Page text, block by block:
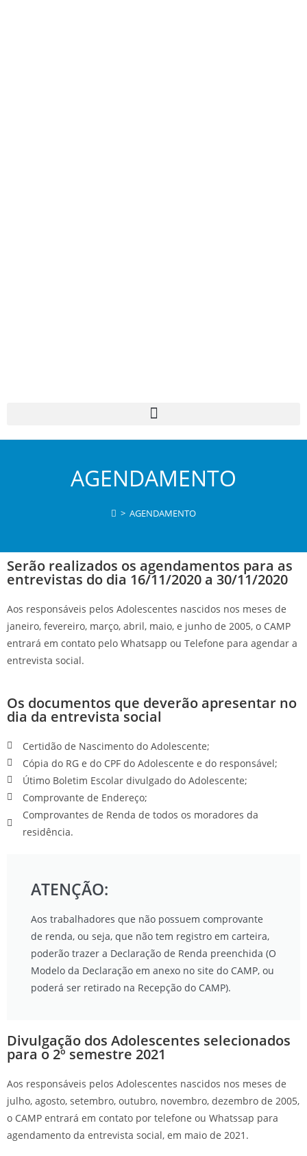
AGENDAMENTO
> AGENDAMENTO
Serão realizados os agendamentos para as
entrevistas do dia 16/11/2020 a 30/11/2020
Aos responsáveis pelos Adolescentes nascidos nos meses de
janeiro, fevereiro, março, abril, maio, e junho de 2005, o CAMP
entrará em contato pelo Whatsapp ou Telefone para agendar a
entrevista social.
Os documentos que deverão apresentar no
dia da entrevista social
Certidão de Nascimento do Adolescente;
Cópia do RG e do CPF do Adolescente e do responsável;
Útimo Boletim Escolar divulgado do Adolescente;
Comprovante de Endereço;
Comprovantes de Renda de todos os moradores da
residência.
ATENÇÃO:
Aos trabalhadores que não possuem comprovante
de renda, ou seja, que não tem registro em carteira,
poderão trazer a Declaração de Renda preenchida (O
Modelo da Declaração em anexo no site do CAMP, ou
poderá ser retirado na Recepção do CAMP).
Divulgação dos Adolescentes selecionados
para o 2º semestre 2021
Aos responsáveis pelos Adolescentes nascidos nos meses de
julho, agosto, setembro, outubro, novembro, dezembro de 2005,
o CAMP entrará em contato por telefone ou Whatssap para
agendamento da entrevista social, em maio de 2021.